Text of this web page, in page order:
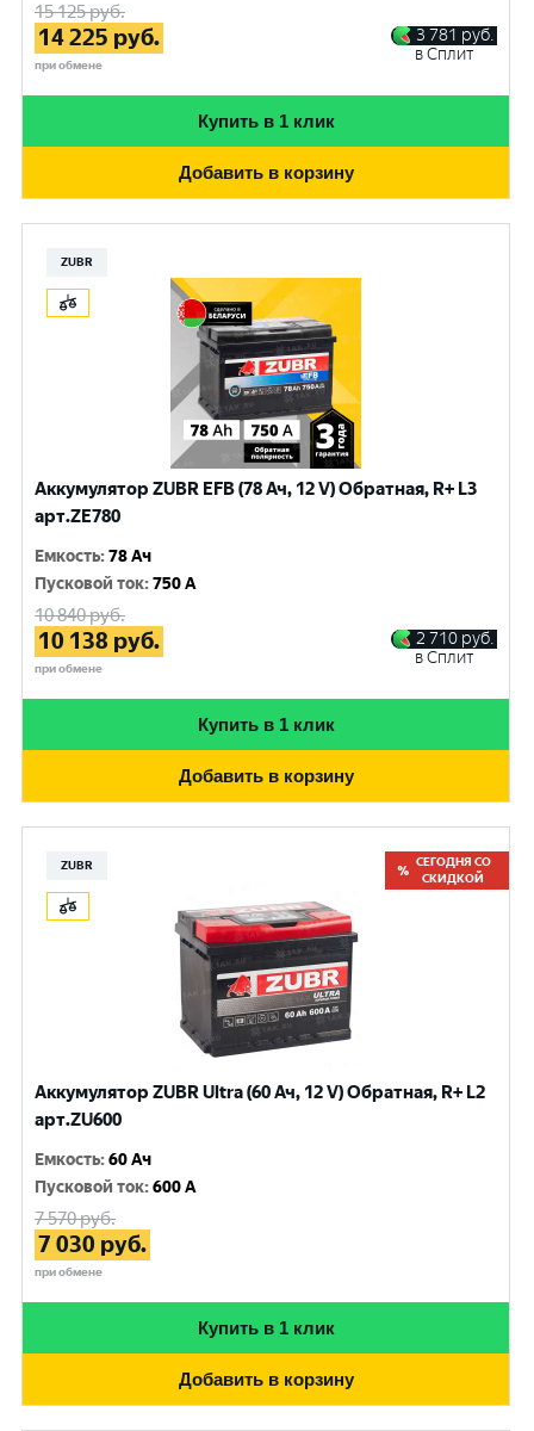
15 125руб.
14 225 руб.
при обмене
3 781 руб.
в Сплит
Купить в 1 клик
Добавить в корзину
ZUBR
Аккумулятор ZUBR EFB (78 Ач, 12 V) Обратная, R+ L3
арт.ZE780
Емкость:78 Ач
Пусковой ток:750 A
10 840руб.
10 138 руб.
при обмене
2 710 руб.
в Сплит
Купить в 1 клик
Добавить в корзину
ZUBR
СЕГОДНЯ СО
СКИДКОЙ
Аккумулятор ZUBR Ultra (60 Ач, 12 V) Обратная, R+ L2
арт.ZU600
Емкость:60 Ач
Пусковой ток:600 A
7 570руб.
7 030 руб.
при обмене
Купить в 1 клик
Добавить в корзину